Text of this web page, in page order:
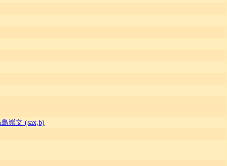
崇文 (sax,b)